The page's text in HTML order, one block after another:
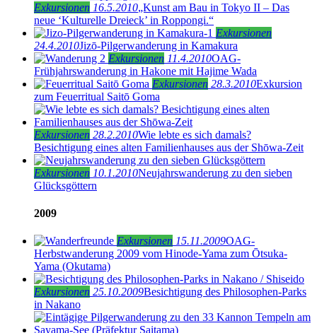
Exkursionen 16.5.2010„Kunst am Bau in Tokyo II – Das
neue ‘Kulturelle Dreieck’ in Roppongi.“
Exkursionen
24.4.2010Jizō-Pilgerwanderung in Kamakura
Exkursionen 11.4.2010OAG-
Frühjahrswanderung in Hakone mit Hajime Wada
Exkursionen 28.3.2010Exkursion
zum Feuerritual Saitō Goma
Exkursionen 28.2.2010Wie lebte es sich damals?
Besichtigung eines alten Familienhauses aus der Shōwa-Zeit
Exkursionen 10.1.2010Neujahrswanderung zu den sieben
Glücksgöttern
2009
Exkursionen 15.11.2009OAG-
Herbstwanderung 2009 vom Hinode-Yama zum Ōtsuka-
Yama (Okutama)
Exkursionen 25.10.2009Besichtigung des Philosophen-Parks
in Nakano